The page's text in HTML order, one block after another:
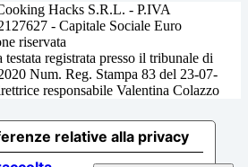
Hacks S.R.L. - P.IVA
- Capitale Sociale Euro
riservata
registrata presso il tribunale di
Num. Reg. Stampa 83 del 23-07-
responsabile Valentina Colazzo
relative alla privacy